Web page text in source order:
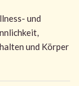
und
und Körper